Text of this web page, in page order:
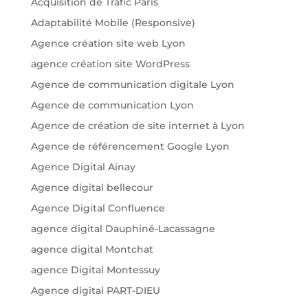
Adaptabilité Mobile (Responsive)
Agence création site web Lyon
agence création site WordPress
Agence de communication digitale Lyon
Agence de communication Lyon
Agence de création de site internet à Lyon
Agence de référencement Google Lyon
Agence Digital Ainay
Agence digital bellecour
Agence Digital Confluence
agence digital Dauphiné-Lacassagne
agence digital Montchat
agence Digital Montessuy
Agence digital PART-DIEU